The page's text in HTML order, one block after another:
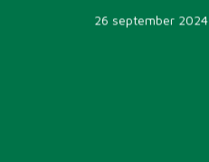
26 september 2024